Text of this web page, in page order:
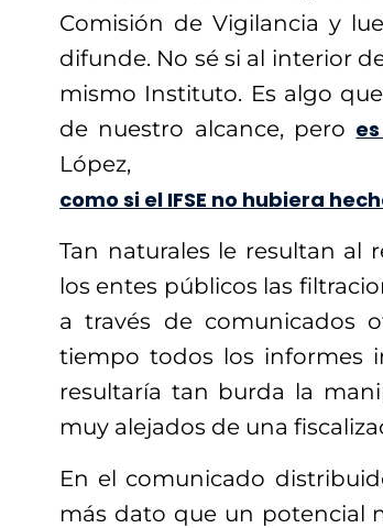
Comisión de Vigilancia y
difunde. No sé si al interior
mismo Instituto. Es algo
de nuestro alcance, pero
López,
como si el IFSE no hubiera
Tan naturales le resultan al
los entes públicos las
a través de comunicados
tiempo todos los informes
resultaría tan burda la
muy alejados de una
En el comunicado
más dato que un potencial